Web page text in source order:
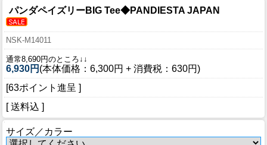
パンダペイズリーBIG Tee◆PANDIESTA JAPAN
NSK-M14011
通常8,690円のところ↓↓
6,930円 (本体価格：6,300円 + 消費税：630円)
[63ポイント進呈 ]
[ 送料込 ]
サイズ／カラー